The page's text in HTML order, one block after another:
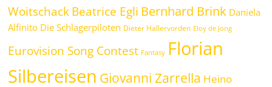
WoitschackBeatrice Egli Bernhard Brink Daniela
Alfinito Die Schlagerpiloten Dieter Hallervorden Eloy de Jong
Eurovision Song Contest Fantasy Florian
Silbereisen Giovanni Zarrella Heino